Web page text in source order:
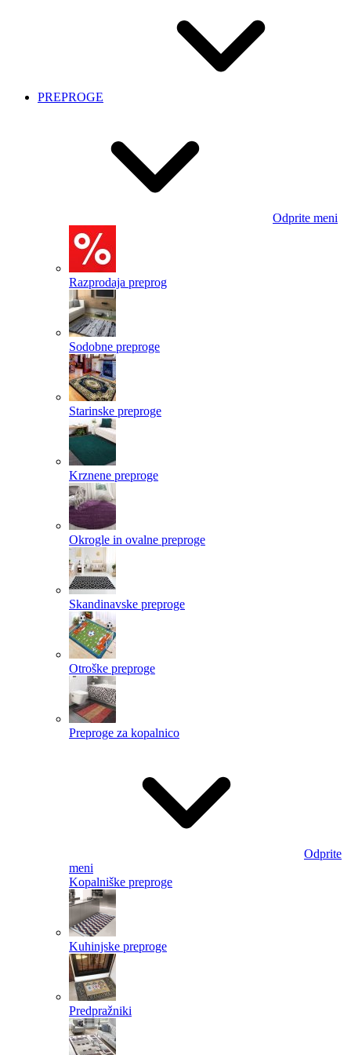
PREPROGE
Odprite meni
Razprodaja preprog
Sodobne preproge
Starinske preproge
Krznene preproge
Okrogle in ovalne preproge
Skandinavske preproge
Otroške preproge
Preproge za kopalnico
Odprite
meni
Kopalniške preproge
Kuhinjske preproge
Predpražniki